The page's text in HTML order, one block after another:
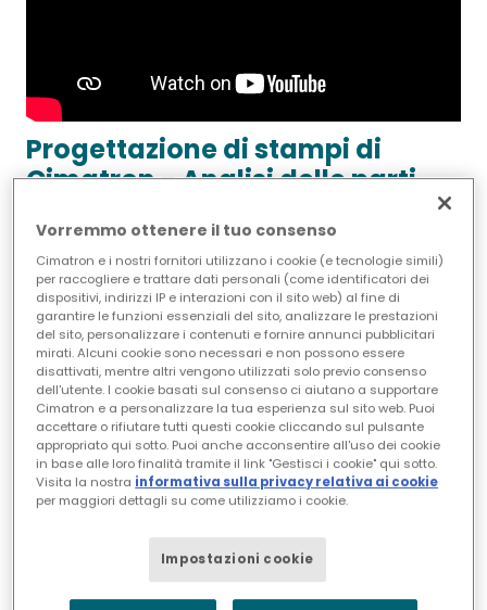
Progettazione di stampi di
Cimatron - Analisi delle parti
Cimatron Mold Design - Quick
Vorremmo ottenere il tuo consenso
Cimatron e i nostri fornitori utilizzano i cookie (e tecnologie simili)
per raccogliere e trattare dati personali (come identificatori dei
dispositivi, indirizzi IP e interazioni con il sito web) al fine di
garantire le funzioni essenziali del sito, analizzare le prestazioni
del sito, personalizzare i contenuti e fornire annunci pubblicitari
mirati. Alcuni cookie sono necessari e non possono essere
disattivati, mentre altri vengono utilizzati solo previo consenso
dell'utente. I cookie basati sul consenso ci aiutano a supportare
Cimatron e a personalizzare la tua esperienza sul sito web. Puoi
accettare o rifiutare tutti questi cookie cliccando sul pulsante
appropriato qui sotto. Puoi anche acconsentire all'uso dei cookie
in base alle loro finalità tramite il link "Gestisci i cookie" qui sotto.
Visita la nostra informativa sulla privacy relativa ai cookie
per maggiori dettagli su come utilizziamo i cookie.
Impostazioni cookie